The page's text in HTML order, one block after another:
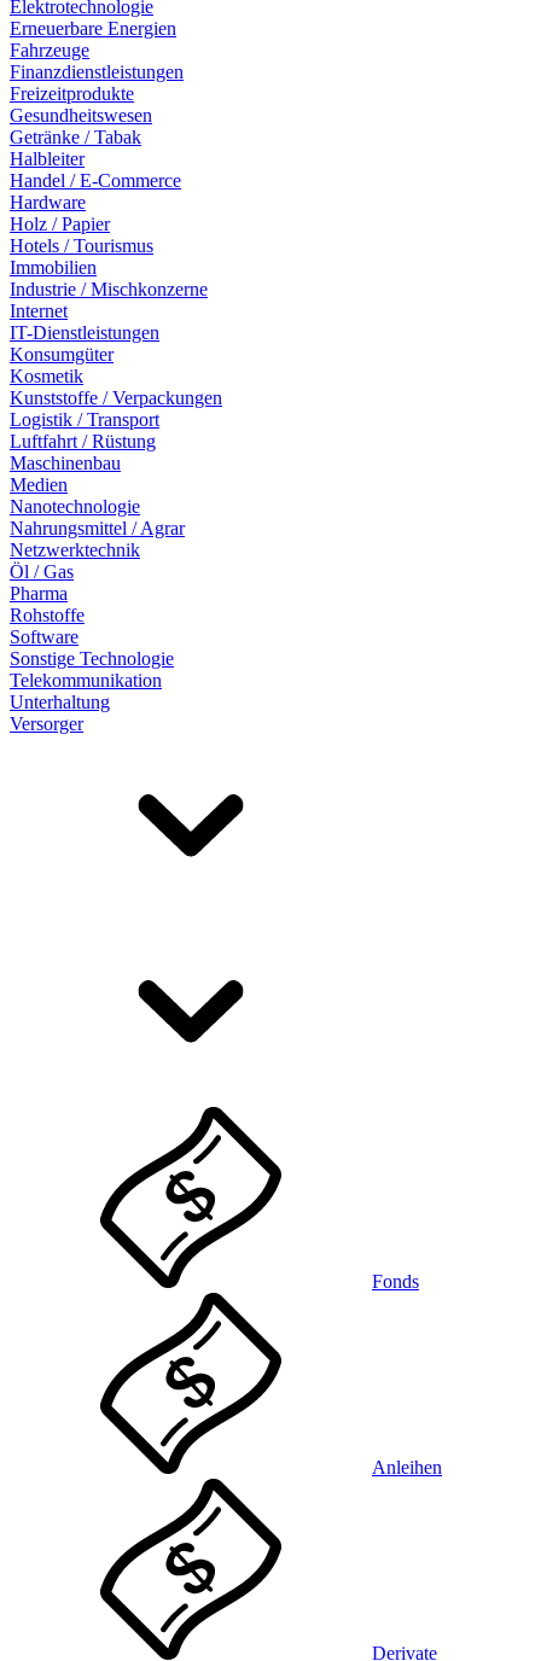
Elektrotechnologie
Erneuerbare Energien
Fahrzeuge
Finanzdienstleistungen
Freizeitprodukte
Gesundheitswesen
Getränke / Tabak
Halbleiter
Handel / E-Commerce
Hardware
Holz / Papier
Hotels / Tourismus
Immobilien
Industrie / Mischkonzerne
Internet
IT-Dienstleistungen
Konsumgüter
Kosmetik
Kunststoffe / Verpackungen
Logistik / Transport
Luftfahrt / Rüstung
Maschinenbau
Medien
Nanotechnologie
Nahrungsmittel / Agrar
Netzwerktechnik
Öl / Gas
Pharma
Rohstoffe
Software
Sonstige Technologie
Telekommunikation
Unterhaltung
Versorger
Fonds
Anleihen
Derivate